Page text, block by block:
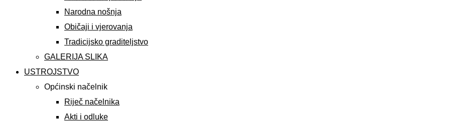
Narodna nošnja
Običaji i vjerovanja
Tradicijsko graditeljstvo
GALERIJA SLIKA
USTROJSTVO
Općinski načelnik
Riječ načelnika
Akti i odluke